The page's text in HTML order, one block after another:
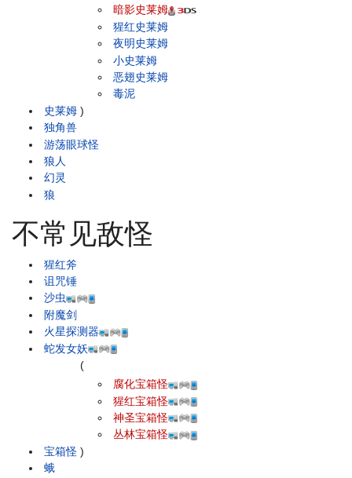
史莱姆
暗影史莱姆
猩红史莱姆
夜明史莱姆
小史莱姆
恶翅史莱姆
毒泥
)
独角兽
游荡眼球怪
狼人
幻灵
狼
不常见敌怪
猩红斧
诅咒锤
沙虫
附魔剑
火星探测器
蛇发女妖
宝箱怪
(
腐化宝箱怪
猩红宝箱怪
神圣宝箱怪
丛林宝箱怪
)
蛾